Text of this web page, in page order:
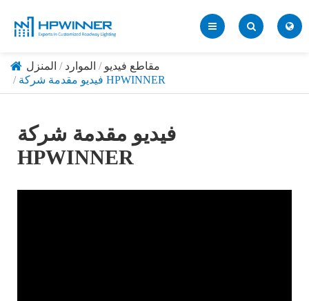
المنزل الموارد
مقاطع فيديو
فيديو مقدمة شركة HPWINNER
فيديو مقدمة شركة
HPWINNER